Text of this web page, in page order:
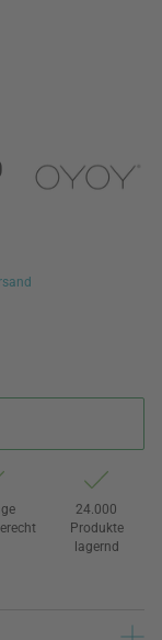
24.000
Produkte
lagernd